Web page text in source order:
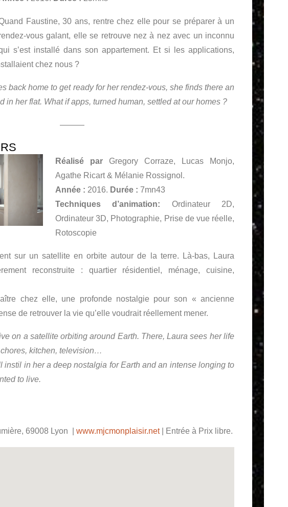
Faustine, 30 ans, rentre chez elle pour se préparer à un
vous galant, elle se retrouve nez à nez avec un inconnu
s’est installé dans son appartement. Et si les applications,
chez nous ?
back home to get ready for her rendez-vous, she finds there an
in her flat. What if apps, turned human, settled at our homes ?
———
Réalisé par Gregory Corraze, Lucas Monjo,
Agathe Ricart & Mélanie Rossignol.
Année : 2016. Durée : 7mn43
Techniques d’animation: Ordinateur 2D,
Ordinateur 3D, Photographie, Prise de vue réelle,
Rotoscopie
sur un satellite en orbite autour de la terre. Là-bas, Laura
reconstruite : quartier résidentiel, ménage, cuisine,
chez elle, une profonde nostalgie pour son « ancienne
de retrouver la vie qu’elle voudrait réellement mener.
on a satellite orbiting around Earth. There, Laura sees her life
kitchen, television…
instil in her a deep nostalgia for Earth and an intense longing to
to live.
69008 Lyon ‎ | www.mjcmonplaisir.net| Entrée à Prix libre.